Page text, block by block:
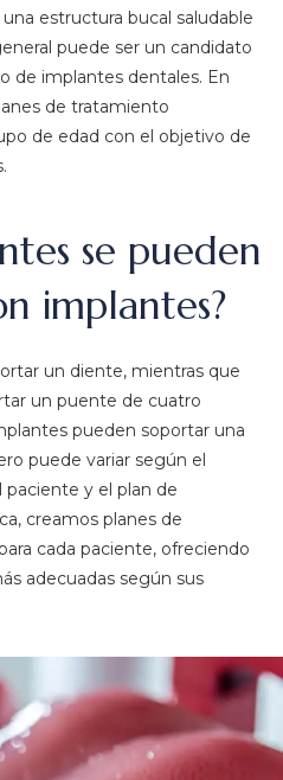
estructura bucal saludable
puede ser un candidato
de implantes dentales. En
de tratamiento
de edad con el objetivo de
se pueden
implantes?
un diente, mientras que
un puente de cuatro
pueden soportar una
puede variar según el
paciente y el plan de
creamos planes de
cada paciente, ofreciendo
adecuadas según sus